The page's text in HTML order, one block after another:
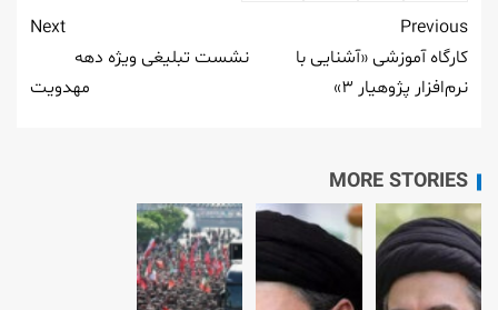
Previous
کارگاه آموزشی «آشنایی با
نرم‌افزار پژوهیار ۳»
Next
نشست تبلیغی ویژه دهه
مهدویت
MORE STORIES